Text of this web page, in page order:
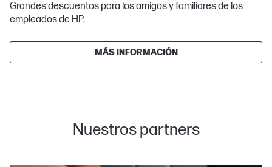
Grandes descuentos para los amigos y familiares de los
empleados de HP.
MÁS INFORMACIÓN
Nuestros partners